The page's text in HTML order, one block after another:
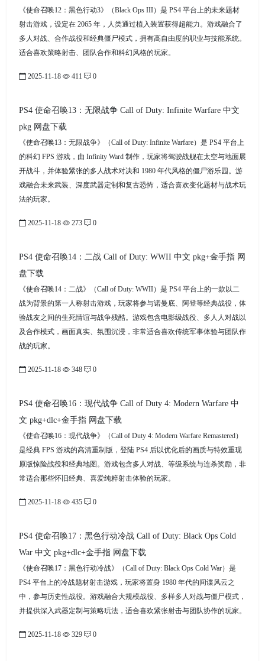
《使命召唤12：黑色行动3》（Black Ops III）是 PS4 平台上的未来题材
射击游戏，设定在 2065 年，人类通过植入装置获得超能力。游戏融合了
多人对战、合作战役和经典僵尸模式，拥有高自由度的职业与技能系统。
适合喜欢策略射击、团队合作和科幻风格的玩家。
2025-11-18 411 0
PS4 使命召唤13：无限战争 Call of Duty: Infinite Warfare 中文
pkg 网盘下载
《使命召唤13：无限战争》（Call of Duty: Infinite Warfare）是 PS4 平台上
的科幻 FPS 游戏，由 Infinity Ward 制作，玩家将驾驶战舰在太空与地面展
开战斗，并体验紧张的多人战术对决和 1980 年代风格的僵尸游乐园。游
戏融合未来武装、深度武器定制和复古恐怖，适合喜欢变化题材与战术玩
法的玩家。
2025-11-18 273 0
PS4 使命召唤14：二战 Call of Duty: WWII 中文 pkg+金手指 网
盘下载
《使命召唤14：二战》（Call of Duty: WWII）是 PS4 平台上的一款以二
战为背景的第一人称射击游戏，玩家将参与诺曼底、阿登等经典战役，体
验战友之间的生死情谊与战争残酷。游戏包含电影级战役、多人人对战以
及合作模式，画面真实、氛围沉浸，非常适合喜欢传统军事体验与团队作
战的玩家。
2025-11-18 348 0
PS4 使命召唤16：现代战争 Call of Duty 4: Modern Warfare 中
文 pkg+dlc+金手指 网盘下载
《使命召唤16：现代战争》（Call of Duty 4: Modern Warfare Remastered）
是经典 FPS 游戏的高清重制版，登陆 PS4 后以优化后的画质与特效重现
原版惊险战役和经典地图。游戏包含多人对战、等级系统与连杀奖励，非
常适合那些怀旧经典、喜爱纯粹射击体验的玩家。
2025-11-18 435 0
PS4 使命召唤17：黑色行动冷战 Call of Duty: Black Ops Cold
War 中文 pkg+dlc+金手指 网盘下载
《使命召唤17：黑色行动冷战》（Call of Duty: Black Ops Cold War）是
PS4 平台上的冷战题材射击游戏，玩家将置身 1980 年代的间谍风云之
中，参与历史性战役。游戏融合大规模战役、多样多人对战与僵尸模式，
并提供深入武器定制与策略玩法，适合喜欢紧张射击与团队协作的玩家。
2025-11-18 329 0